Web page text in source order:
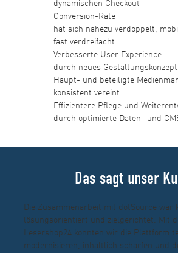
dynamischen Checkout
Conversion-Rate
hat sich nahezu verdoppelt,
fast verdreifacht
Verbesserte User Experience
durch neues
Haupt- und beteiligte
konsistent vereint
Effizientere Pflege und
durch optimierte Daten- und
Das sagt unser
Die Zusammenarbeit mit dotSource war
lösungsorientiert und zielgerichtet. Mit
Lesershop24 konnten wir die Plattform
modernisieren, inhaltlich schärfen und